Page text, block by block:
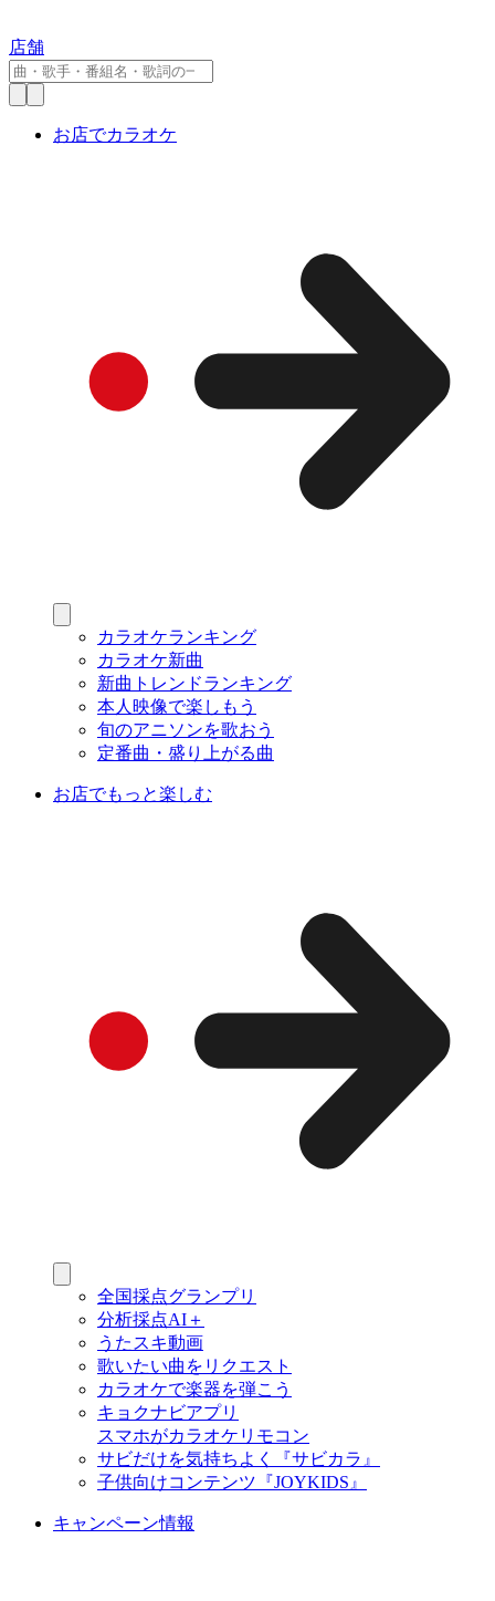
店舗
お店でカラオケ
カラオケランキング
カラオケ新曲
新曲トレンドランキング
本人映像で楽しもう
旬のアニソンを歌おう
定番曲・盛り上がる曲
お店でもっと楽しむ
全国採点グランプリ
分析採点AI＋
うたスキ動画
歌いたい曲をリクエスト
カラオケで楽器を弾こう
キョクナビアプリ
スマホがカラオケリモコン
サビだけを気持ちよく『サビカラ』
子供向けコンテンツ『JOYKIDS』
キャンペーン情報